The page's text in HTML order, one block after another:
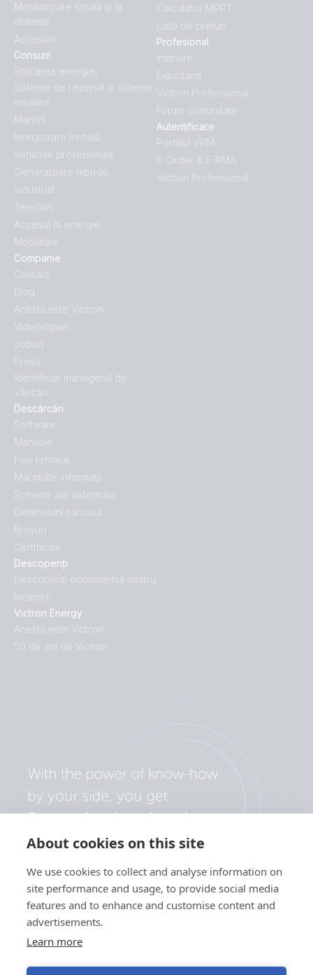
About cookies on this site
We use cookies to collect and analyse information on
site performance and usage, to provide social media
features and to enhance and customise content and
advertisements.
Learn more
Monitorizare locală și la
distanță
Accesorii
Descoperiți
Descoperiți ecosistemul nostru
Începeți
Victron Energy
Acesta este Victron
50 de ani de Victron
Descărcări
Software
Manuale
Fișe tehnice
Mai multe informaţii
Scheme ale sistemului
Dimensiuni carcasă
Broșuri
Certificate
Consum
Stocarea energiei
Sisteme de rezervă și sisteme
insulare
Maritim
Înregistrare închisă
Vehicule profesionale
Generatoare hibride
Industrial
Telecom
Accesul la energie
Mobilitate
Companie
Contact
Blog
Acesta este Victron
Videoclipuri
Joburi
Presă
Identificați managerul de
vânzări
Calculator MPPT
Lista de prețuri
Profesional
Instruire
Expozanţi
Victron Professional
Forum comunitate
Autentificare
Portalul VRM
E-Order & E-RMA
Victron Professional